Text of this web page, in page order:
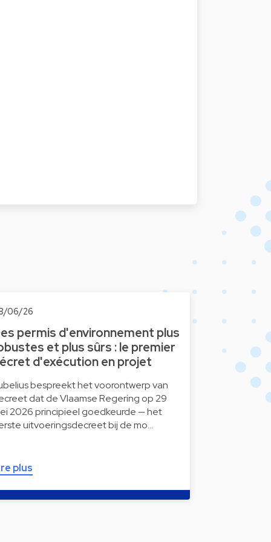
06/26
permis d'environnement plus
et plus sûrs : le premier
d'exécution en projet
bespreekt het voorontwerp van
dat de Vlaamse Regering op 29
2026 principieel goedkeurde — het
uitvoeringsdecreet bij de mo…
plus